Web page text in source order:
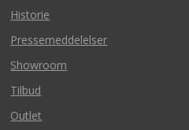
Historie
Pressemeddelelser
Showroom
Tilbud
Outlet